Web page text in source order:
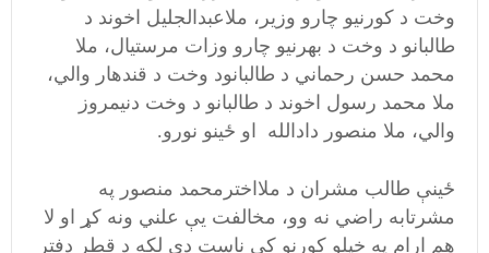
وخت د کورنیو چارو وزیر،‌ ملاعبدالجلیل اخوند د
طالبانو د وخت د بهرنیو چارو وزات مرستیال، ملا
محمد حسن رحماني د طالبانود وخت د قندهار والي،
ملا محمد رسول اخوند د طالبانو د وخت دنیمروز
والي، ملا منصور دادالله او ځینو نورو.
ځینې طالب مشران د ملااخترمحمد منصور په
مشرتابه راضي نه وو،‌ مخالفت یې علني ونه کړ او لا
هم ارام په خپلو کورنو کې ناست دي‌ لکه د قطر دفتر